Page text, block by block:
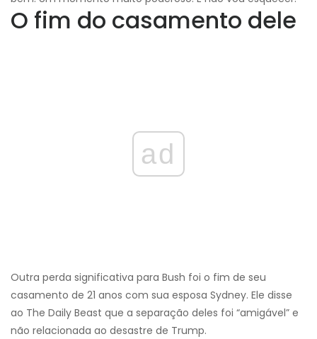
O fim do casamento dele
ad
Outra perda significativa para Bush foi o fim de seu
casamento de 21 anos com sua esposa Sydney. Ele disse
ao The Daily Beast que a separação deles foi “amigável” e
não relacionada ao desastre de Trump.